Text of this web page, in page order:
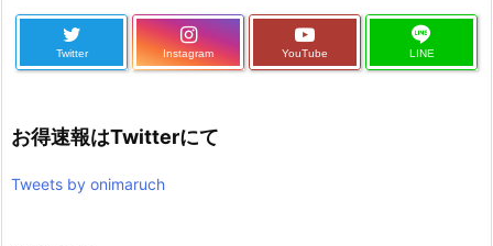
Twitter Instagram YouTube LINE
お得速報はTwitterにて
Tweets by onimaruch